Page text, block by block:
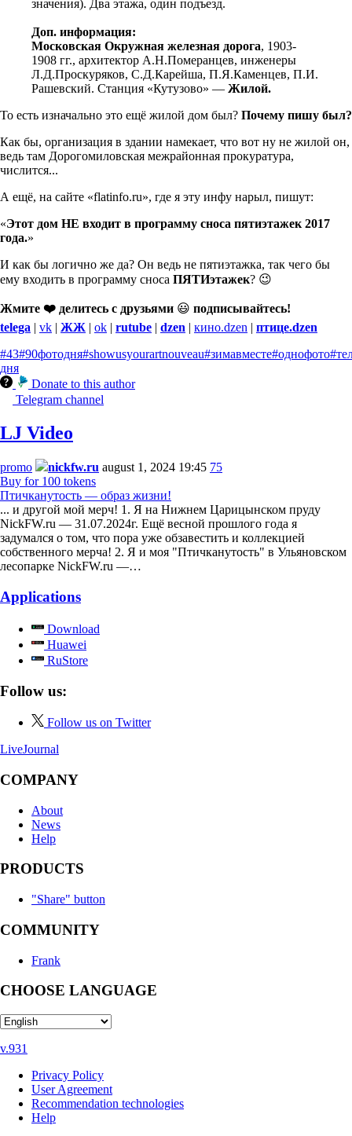
значения). Два этажа, один подъезд.
Доп. информация:
Московская Окружная железная дорога, 1903-
1908 гг., архитектор А.Н.Померанцев, инженеры
Л.Д.Проскуряков, С.Д.Карейша, П.Я.Каменцев, П.И.
Рашевский. Станция «Кутузово» — Жилой.
То есть изначально это ещё жилой дом был? Почему пишу был?
Как бы, организация в здании намекает, что вот ну не жилой он,
ведь там Дорогомиловская межрайонная прокуратура,
числится...
А ещё, на сайте «flatinfo.ru», где я эту инфу нарыл, пишут:
«Этот дом НЕ входит в программу сноса пятиэтажек 2017
года.»
И как бы логично же да? Он ведь не пятиэтажка, так чего бы
ему входить в программу сноса ПЯТИэтажек? 😉
Жмите ❤️ делитесь с друзьями 😃 подписывайтесь!
telega | vk | ЖЖ | ok | rutube | dzen | кино.dzen | птице.dzen
#43#90фотодня#showusyourartnouveau#зимавместе#однофото
дня
Donate to this author
Telegram channel
LJ Video
promo nickfw.ru august 1, 2024 19:45 75
Buy for 100 tokens
Птичканутость — образ жизни!
... и другой мой мерч! 1. Я на Нижнем Царицынском пруду
NickFW.ru — 31.07.2024г. Ещё весной прошлого года я
задумался о том, что пора уже обзавестить и коллекцией
собственного мерча! 2. Я и моя "Птичканутость" в Ульяновском
лесопарке NickFW.ru —…
Applications
Download
Huawei
RuStore
Follow us:
Follow us on Twitter
LiveJournal
COMPANY
About
News
Help
PRODUCTS
"Share" button
COMMUNITY
Frank
CHOOSE LANGUAGE
v.931
Privacy Policy
User Agreement
Recommendation technologies
Help